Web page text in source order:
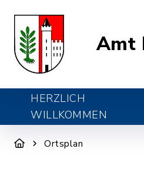
Amt
HERZLICH
WILLKOMMEN
Ortsplan